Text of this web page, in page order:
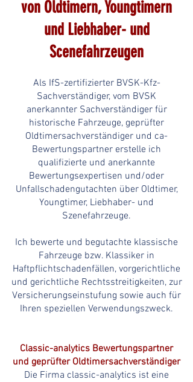
von Oldtimern, Youngtimern
und Liebhaber- und
Scenefahrzeugen
Als IfS-zertifizierter BVSK-Kfz-
Sachverständiger, vom BVSK
anerkannter Sachverständiger für
historische Fahrzeuge, geprüfter
Oldtimersachverständiger und ca-
Bewertungspartner erstelle ich
qualifizierte und anerkannte
Bewertungsexpertisen und/oder
Unfallschadengutachten über Oldtimer,
Youngtimer, Liebhaber- und
Szenefahrzeuge.
Ich bewerte und begutachte klassische
Fahrzeuge bzw. Klassiker in
Haftpflichtschadenfällen, vorgerichtliche
und gerichtliche Rechtsstreitigkeiten, zur
Versicherungseinstufung sowie auch für
Ihren speziellen Verwendungszweck.
Classic-analytics Bewertungspartner
und geprüfter Oldtimersachverständiger
Die Firma classic-analytics ist eine